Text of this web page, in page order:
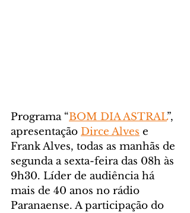
Programa “BOM DIA ASTRAL”,
apresentação Dirce Alves e
Frank Alves, todas as manhãs de
segunda a sexta-feira das 08h às
9h30. Líder de audiência há
mais de 40 anos no rádio
Paranaense. A participação do